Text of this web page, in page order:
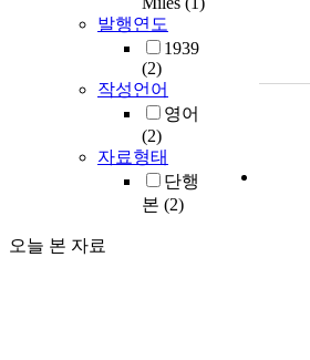
발행연도
1939
(2)
작성언어
영어
(2)
자료형태
단행
본 (2)
오늘 본 자료